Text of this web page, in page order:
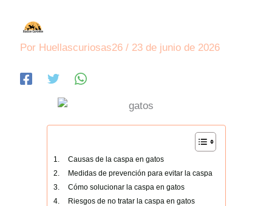
Por Huellascuriosas26/ 23 de junio de 2026
Causas de la caspa en gatos
Medidas de prevención para evitar la caspa
Cómo solucionar la caspa en gatos
Riesgos de no tratar la caspa en gatos